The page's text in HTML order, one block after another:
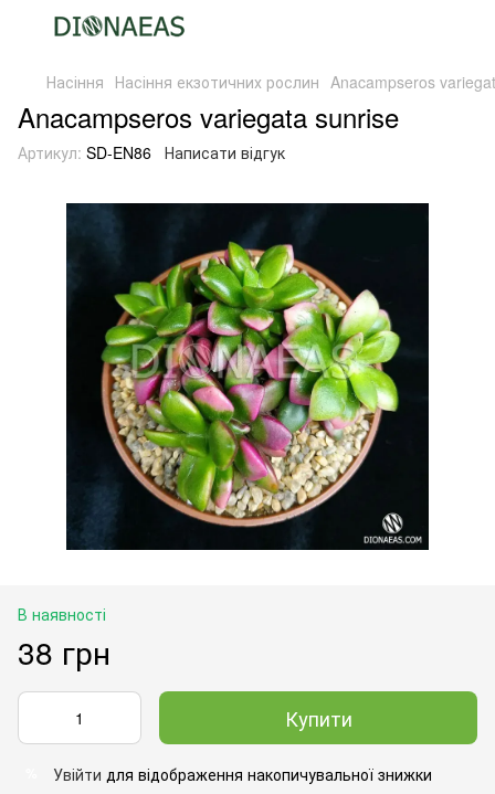
Насіння Насіння екзотичних рослин Anacampseros
Anacampseros variegata sunrise
Артикул: SD-EN86 Написати відгук
В наявності
38 грн
Купити
Увійти для відображення накопичувальної знижки